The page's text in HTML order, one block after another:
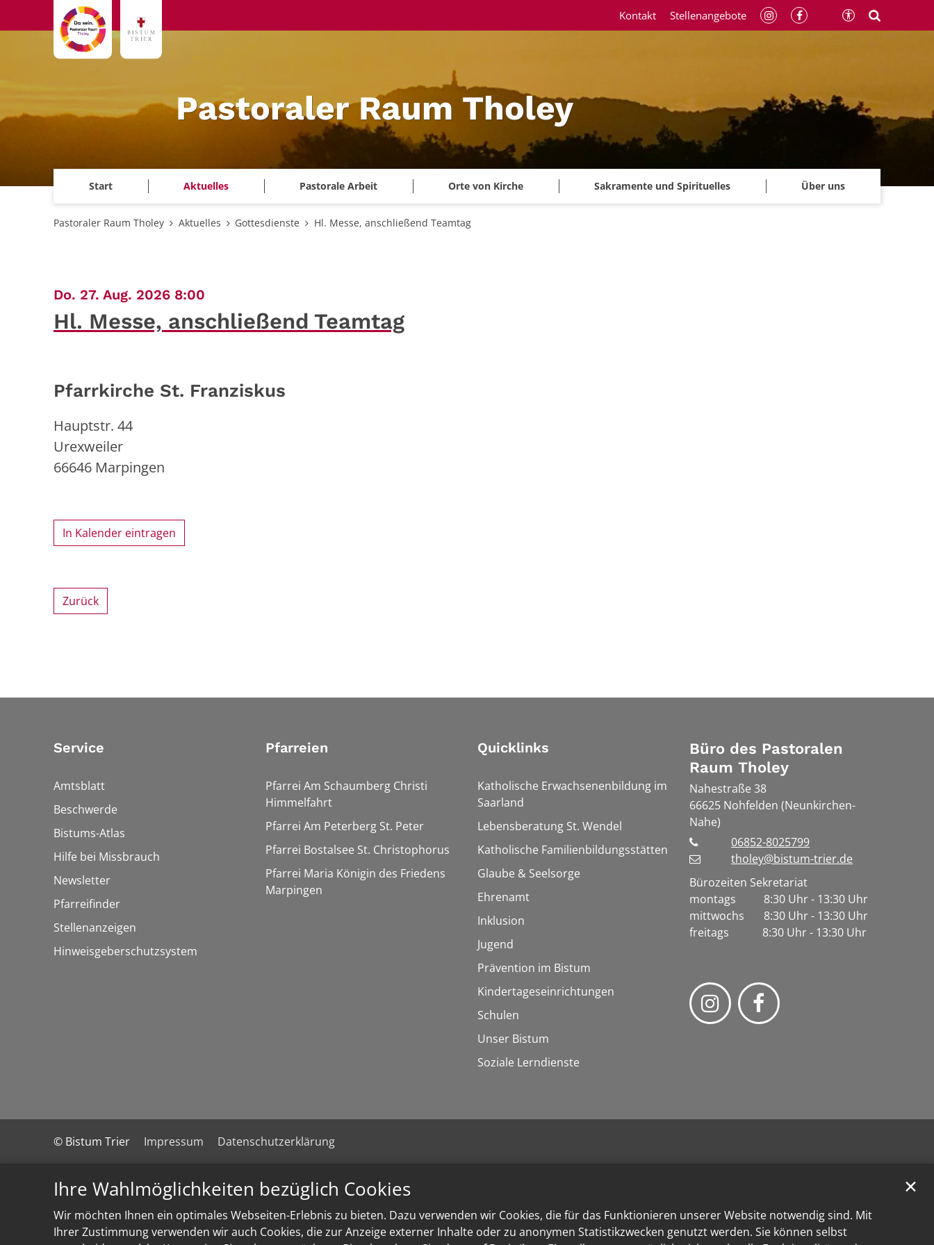
Ihre Wahlmöglichkeiten bezüglich Cookies
Wir möchten Ihnen ein optimales Webseiten-Erlebnis zu bieten. Dazu verwenden wir Cookies, die für das Funktionieren unserer Website notwendig sind. Mit
Ihrer Zustimmung verwenden wir auch Cookies, die zur Anzeige externer Inhalte oder zu anonymen Statistikzwecken genutzt werden. Sie können selbst
✕
Zum Inhalt springen
Pastoraler Raum Tholey
Start Aktuelles Pastorale Arbeit Orte von Kirche Sakramente und Spirituelles Über uns
Kontakt Stellenangebote
Pastoraler Raum Tholey Aktuelles Gottesdienste Hl. Messe, anschließend Teamtag
Do. 27. Aug. 2026 8:00
Hl. Messe, anschließend Teamtag
Pfarrkirche St. Franziskus
Hauptstr. 44
Urexweiler
66646 Marpingen
In Kalender eintragen
Zurück
Service
Amtsblatt
Beschwerde
Bistums-Atlas
Hilfe bei Missbrauch
Newsletter
Pfarreifinder
Stellenanzeigen
Hinweisgeberschutzsystem
Pfarreien
Pfarrei Am Schaumberg Christi
Himmelfahrt
Pfarrei Am Peterberg St. Peter
Pfarrei Bostalsee St. Christophorus
Pfarrei Maria Königin des Friedens
Marpingen
Quicklinks
Katholische Erwachsenenbildung im
Saarland
Lebensberatung St. Wendel
Katholische Familienbildungsstätten
Glaube & Seelsorge
Ehrenamt
Inklusion
Jugend
Prävention im Bistum
Kindertageseinrichtungen
Schulen
Unser Bistum
Soziale Lerndienste
Büro des Pastoralen
Raum Tholey
Nahestraße 38
66625 Nohfelden (Neunkirchen-
Nahe)
06852-8025799
tholey@bistum-trier.de
Bürozeiten Sekretariat
montags 8:30 Uhr - 13:30 Uhr
mittwochs 8:30 Uhr - 13:30 Uhr
freitags 8:30 Uhr - 13:30 Uhr
© Bistum Trier Impressum Datenschutzerklärung